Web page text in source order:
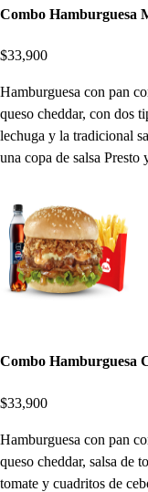
Combo Hamburguesa
$33,900
Hamburguesa con pan
queso cheddar, con dos
lechuga y la tradicional
una copa de salsa Presto
Combo Hamburguesa
$33,900
Hamburguesa con pan
queso cheddar, salsa de
tomate y cuadritos de